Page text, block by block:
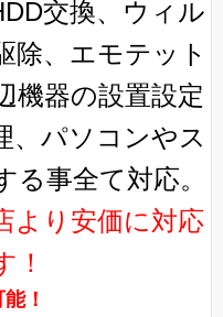
交換、ウィル
除、エモテット
機器の設置設定
、パソコンやス
事全て対応。
より安価に対応
！
！